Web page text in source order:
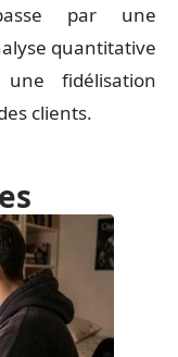
par une
quantitative
fidélisation
clients.